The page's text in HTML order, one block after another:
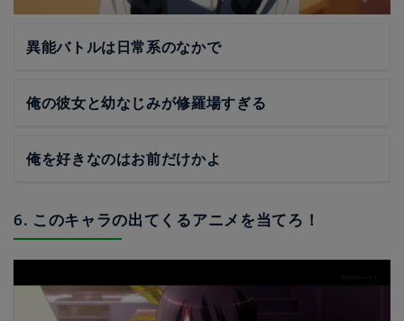
異能バトルは日常系のなかで
俺の彼女と幼なじみが修羅場すぎる
俺を好きなのはお前だけかよ
6. このキャラの出てくるアニメを当てろ！